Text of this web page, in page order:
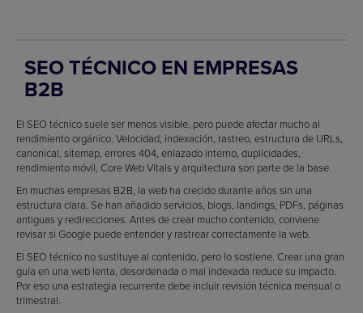
SEO TÉCNICO EN EMPRESAS
B2B
El SEO técnico suele ser menos visible, pero puede afectar mucho al
rendimiento orgánico. Velocidad, indexación, rastreo, estructura de URLs,
canonical, sitemap, errores 404, enlazado interno, duplicidades,
rendimiento móvil, Core Web Vitals y arquitectura son parte de la base.
En muchas empresas B2B, la web ha crecido durante años sin una
estructura clara. Se han añadido servicios, blogs, landings, PDFs, páginas
antiguas y redirecciones. Antes de crear mucho contenido, conviene
revisar si Google puede entender y rastrear correctamente la web.
El SEO técnico no sustituye al contenido, pero lo sostiene. Crear una gran
guía en una web lenta, desordenada o mal indexada reduce su impacto.
Por eso una estrategia recurrente debe incluir revisión técnica mensual o
trimestral.